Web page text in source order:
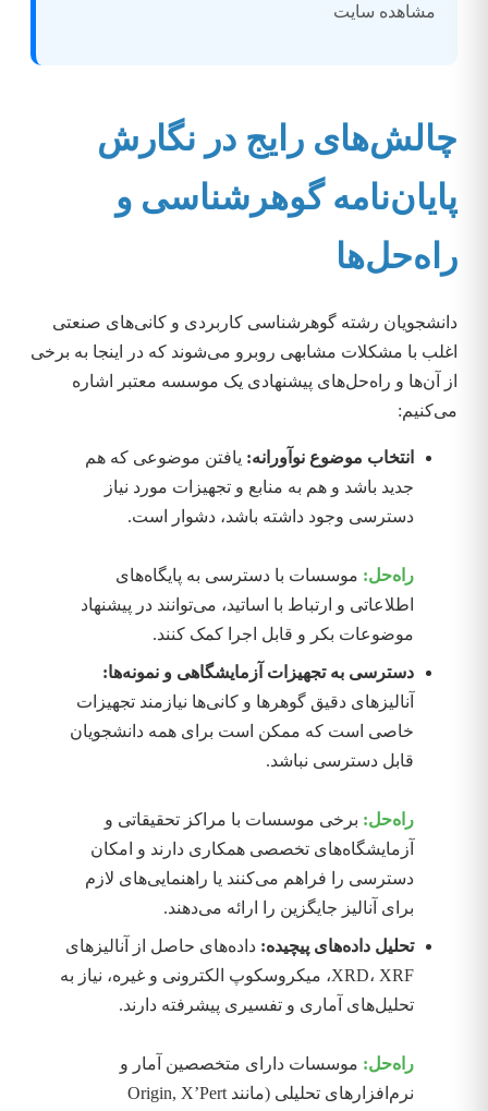
مشاهده سایت
چالش‌های رایج در نگارش
پایان‌نامه گوهرشناسی و
راه‌حل‌ها
دانشجویان رشته گوهرشناسی کاربردی و کانی‌های صنعتی
اغلب با مشکلات مشابهی روبرو می‌شوند که در اینجا به برخی
از آن‌ها و راه‌حل‌های پیشنهادی یک موسسه معتبر اشاره
می‌کنیم:
انتخاب موضوع نوآورانه: یافتن موضوعی که هم
جدید باشد و هم به منابع و تجهیزات مورد نیاز
دسترسی وجود داشته باشد، دشوار است.
راه‌حل: موسسات با دسترسی به پایگاه‌های
اطلاعاتی و ارتباط با اساتید، می‌توانند در پیشنهاد
موضوعات بکر و قابل اجرا کمک کنند.
دسترسی به تجهیزات آزمایشگاهی و نمونه‌ها:
آنالیزهای دقیق گوهرها و کانی‌ها نیازمند تجهیزات
خاصی است که ممکن است برای همه دانشجویان
قابل دسترسی نباشد.
راه‌حل: برخی موسسات با مراکز تحقیقاتی و
آزمایشگاه‌های تخصصی همکاری دارند و امکان
دسترسی را فراهم می‌کنند یا راهنمایی‌های لازم
برای آنالیز جایگزین را ارائه می‌دهند.
تحلیل داده‌های پیچیده: داده‌های حاصل از آنالیزهای
XRD، XRF، میکروسکوپ الکترونی و غیره، نیاز به
تحلیل‌های آماری و تفسیری پیشرفته دارند.
راه‌حل: موسسات دارای متخصصین آمار و
نرم‌افزارهای تحلیلی (مانند Origin, X’Pert